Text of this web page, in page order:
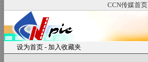
CCN传媒首页
设为首页 - 加入收藏夹